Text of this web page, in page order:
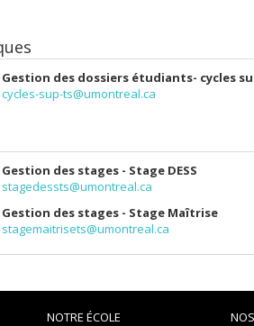
Gestion des dossiers étudiants- cycles
cycles-sup-ts@umontreal.ca
Gestion des stages - Stage DESS
stagedessts@umontreal.ca
Gestion des stages - Stage Maîtrise
stagemaitrisets@umontreal.ca
NOTRE ÉCOLE